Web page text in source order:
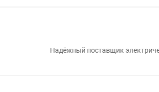
Надёжный поставщик